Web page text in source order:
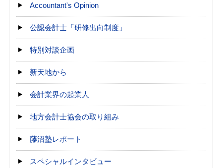
Accountant's Opinion
公認会計士「研修出向制度」
特別対談企画
新天地から
会計業界の起業人
地方会計士協会の取り組み
藤沼塾レポート
スペシャルインタビュー